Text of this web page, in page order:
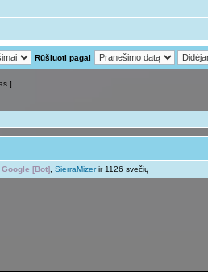
Rūšiuoti pagal
]
Google [Bot] SierraMizerir 1126 svečių